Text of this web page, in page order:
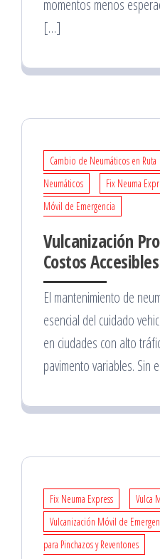
momentos menos
[…]
Cambio de Neumáticos en Ruta
Neumáticos
Fix Neuma
Móvil de Emergencia
Vulcanización
Costos Accesibles
El mantenimiento de
esencial del cuidado
en ciudades con alto
pavimento variables.
Fix Neuma Express
Vulca
Vulcanización Móvil de
para Pinchazos y Reventones